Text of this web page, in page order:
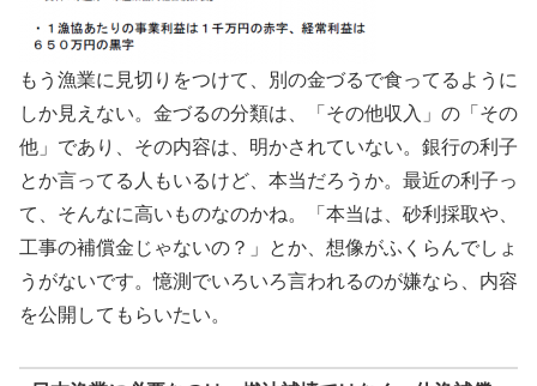
もう漁業に見切りをつけて、別の金づるで食ってるように
しか見えない。金づるの分類は、「その他収入」の「その
他」であり、その内容は、明かされていない。銀行の利子
とか言ってる人もいるけど、本当だろうか。最近の利子っ
て、そんなに高いものなのかね。「本当は、砂利採取や、
工事の補償金じゃないの？」とか、想像がふくらんでしょ
うがないです。憶測でいろいろ言われるのが嫌なら、内容
を公開してもらいたい。